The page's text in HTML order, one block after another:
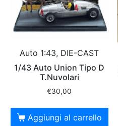
Auto 1:43, DIE-CAST
1/43 Auto Union Tipo D
T.Nuvolari
€30,00
Aggiungi al carrello